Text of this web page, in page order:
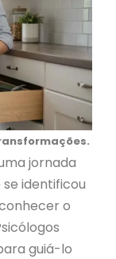
jornada
identificou
o
guiá-lo